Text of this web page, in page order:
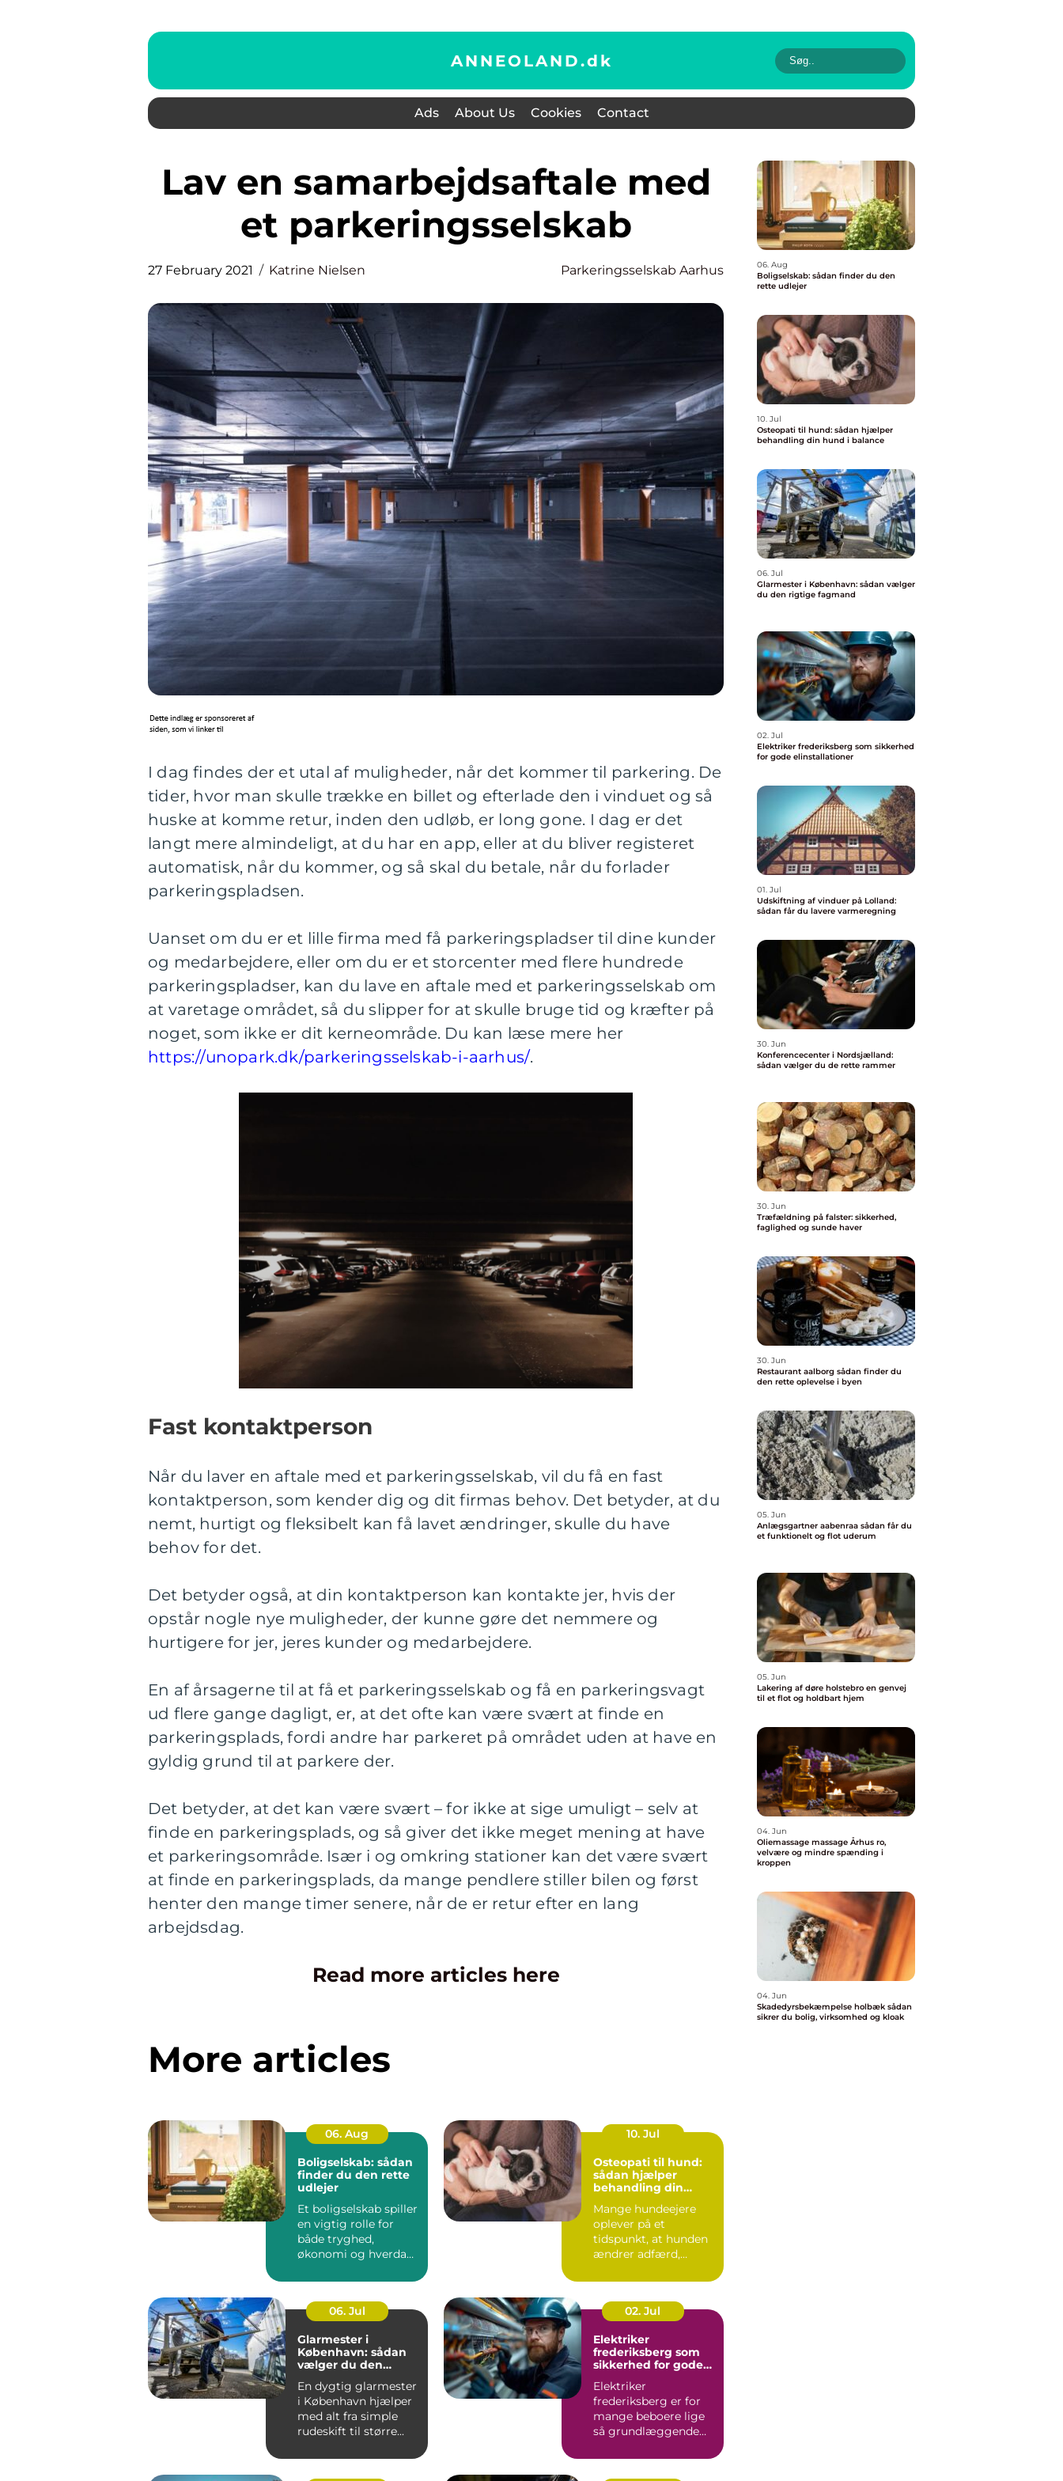
ANNEOLAND.dk
Ads About Us Cookies Contact
Lav en samarbejdsaftale med
et parkeringsselskab
27 February 2021 Katrine Nielsen Parkeringsselskab Aarhus
I dag findes der et utal af muligheder, når det kommer til parkering. De
tider, hvor man skulle trække en billet og efterlade den i vinduet og så
huske at komme retur, inden den udløb, er long gone. I dag er det
langt mere almindeligt, at du har en app, eller at du bliver registeret
automatisk, når du kommer, og så skal du betale, når du forlader
parkeringspladsen.
Uanset om du er et lille firma med få parkeringspladser til dine kunder
og medarbejdere, eller om du er et storcenter med flere hundrede
parkeringspladser, kan du lave en aftale med et parkeringsselskab om
at varetage området, så du slipper for at skulle bruge tid og kræfter på
noget, som ikke er dit kerneområde. Du kan læse mere her
https://unopark.dk/parkeringsselskab-i-aarhus/.
Fast kontaktperson
Når du laver en aftale med et parkeringsselskab, vil du få en fast
kontaktperson, som kender dig og dit firmas behov. Det betyder, at du
nemt, hurtigt og fleksibelt kan få lavet ændringer, skulle du have
behov for det.
Det betyder også, at din kontaktperson kan kontakte jer, hvis der
opstår nogle nye muligheder, der kunne gøre det nemmere og
hurtigere for jer, jeres kunder og medarbejdere.
En af årsagerne til at få et parkeringsselskab og få en parkeringsvagt
ud flere gange dagligt, er, at det ofte kan være svært at finde en
parkeringsplads, fordi andre har parkeret på området uden at have en
gyldig grund til at parkere der.
Det betyder, at det kan være svært – for ikke at sige umuligt – selv at
finde en parkeringsplads, og så giver det ikke meget mening at have
et parkeringsområde. Især i og omkring stationer kan det være svært
at finde en parkeringsplads, da mange pendlere stiller bilen og først
henter den mange timer senere, når de er retur efter en lang
arbejdsdag.
Read more articles here
More articles
06. Aug
Boligselskab: sådan
finder du den rette
udlejer
Et boligselskab spiller
en vigtig rolle for
både tryghed,
økonomi og hverdag,
10. Jul
Osteopati til hund:
sådan hjælper
behandling din
Mange hundeejere
oplever på et
tidspunkt, at hunden
ændrer adfærd,
06. Jul
Glarmester i
København: sådan
vælger du den
En dygtig glarmester
i København hjælper
med alt fra simple
rudeskift til større...
02. Jul
Elektriker
frederiksberg som
sikkerhed for gode
Elektriker
frederiksberg er for
mange beboere lige
så grundlæggende
varmekilder og...
06. Aug
Boligselskab: sådan finder du den
rette udlejer
10. Jul
Osteopati til hund: sådan hjælper
behandling din hund i balance
06. Jul
Glarmester i København: sådan vælger
du den rigtige fagmand
02. Jul
Elektriker frederiksberg som sikkerhed
for gode elinstallationer
01. Jul
Udskiftning af vinduer på Lolland:
sådan får du lavere varmeregning
30. Jun
Konferencecenter i Nordsjælland:
sådan vælger du de rette rammer
30. Jun
Træfældning på falster: sikkerhed,
faglighed og sunde haver
30. Jun
Restaurant aalborg sådan finder du
den rette oplevelse i byen
05. Jun
Anlægsgartner aabenraa sådan får du
et funktionelt og flot uderum
05. Jun
Lakering af døre holstebro en genvej
til et flot og holdbart hjem
04. Jun
Oliemassage massage Århus ro,
velvære og mindre spænding i
kroppen
04. Jun
Skadedyrsbekæmpelse holbæk sådan
sikrer du bolig, virksomhed og kloak